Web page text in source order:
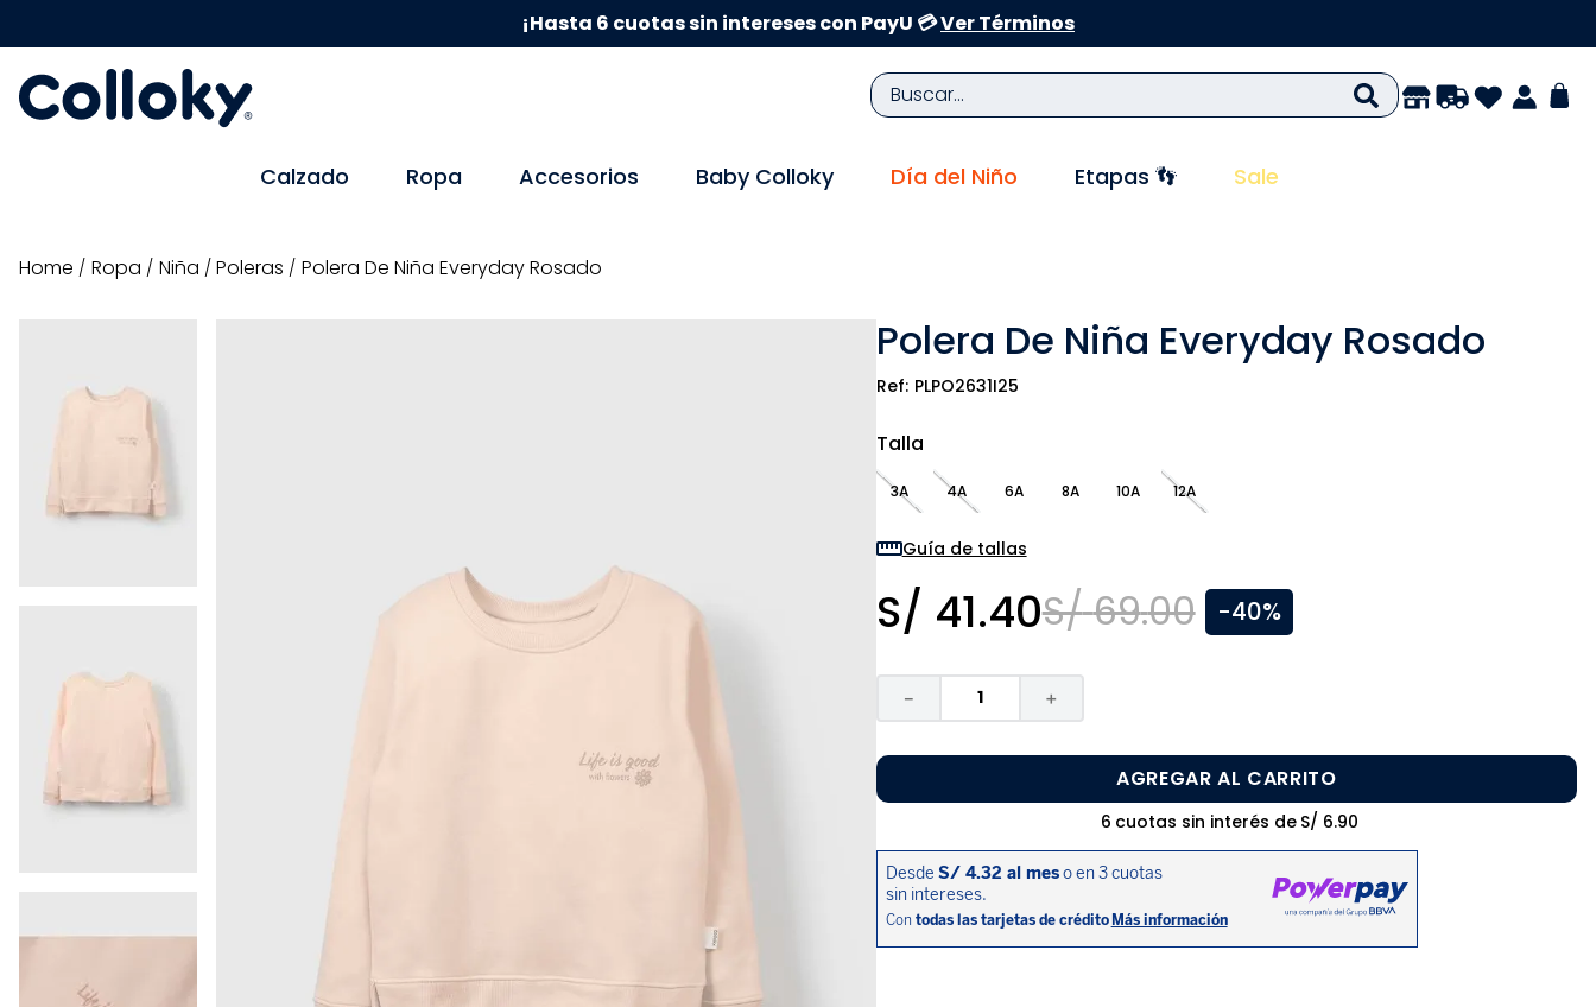
¡Hasta 6 cuotas sin intereses con PayU 💳Ver Términos
Buscar...
Calzado Ropa Accesorios Baby Colloky Día del Niño Etapas 👣 Sale
ropa niña poleras Polera De Niña Everyday Rosado
Polera De Niña Everyday Rosado
PLPO2631I25
Talla
3A 4A 6A 8A 10A 12A
Guía de tallas
S/ 41.40S/ 69.00 -40%
＋
－
AGREGAR AL CARRITO
6 cuotas sin interés de S/ 6.90
TÉRMINOS MÁS BUSCADOS
10. disney